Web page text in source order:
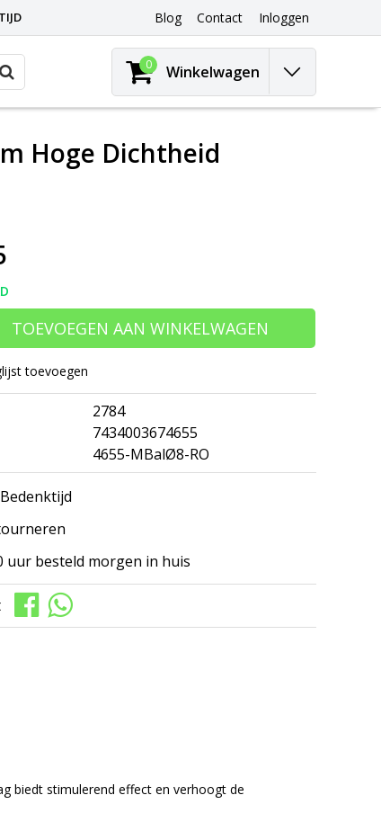
Blog Contact Inloggen
0 Winkelwagen
Hoge Dichtheid
TOEVOEGEN AAN WINKELWAGEN
toevoegen
2784
7434003674655
4655-MBalØ8-RO
Bedenktijd
uur besteld morgen in huis
biedt stimulerend effect en verhoogt de